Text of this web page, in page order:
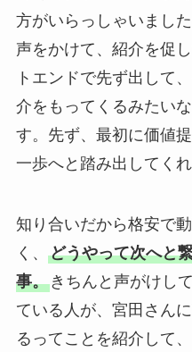
方がいらっしゃいまし
声をかけて、紹介を促
トエンドで先ず出して
介をもってくるみたい
す。先ず、最初に価値
一歩へと踏み出してく
知り合いだから格安で
く、 どうやって次へと
事。きちんと声がけし
ている人が、宮田さん
るってことを紹介して